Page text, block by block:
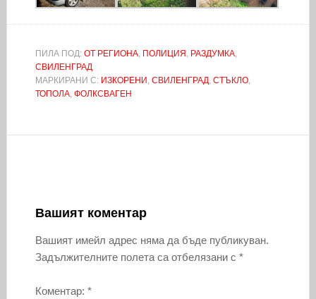
ПИЛА ПОД: ОТ РЕГИОНА, ПОЛИЦИЯ РАЗДУМКА,
СВИЛЕНГРАД
МАРКИРАНИ С: ИЗКОРЕНИ СВИЛЕНГРАД СТЪКЛО,
ТОПОЛА, ФОЛКСВАГЕН
Вашият коментар
Вашият имейл адрес няма да бъде публикуван.
Задължителните полета са отбелязани с *
Коментар: *